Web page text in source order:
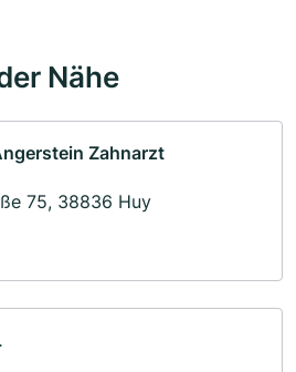
Nähe
Zahnarzt
75, 38836 Huy